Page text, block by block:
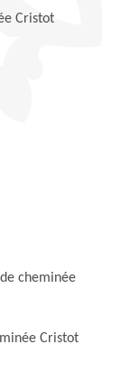
Cristot
cheminée
Cristot